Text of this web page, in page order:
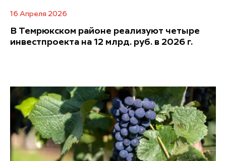
16 Апреля 2026
В Темрюкском районе реализуют четыре
инвестпроекта на 12 млрд. руб. в 2026 г.